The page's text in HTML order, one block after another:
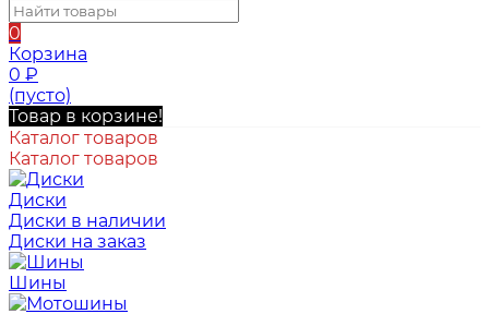
0
Корзина
0 ₽
(пусто)
Товар в корзине!
Каталог товаров
Каталог товаров
Диски
Диски в наличии
Диски на заказ
Шины